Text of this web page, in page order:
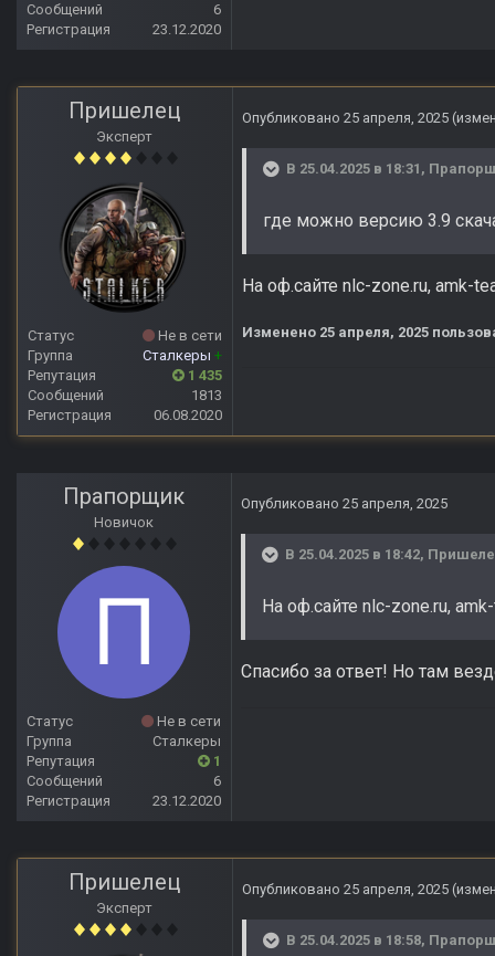
Сообщений
6
Регистрация
23.12.2020
Пришелец
Эксперт
Статус
Не в сети
Группа
Сталкеры +
Репутация
1 435
Сообщений
1813
Регистрация
06.08.2020
Опубликовано 25 апреля, 2025
В 25.04.2025 в 18:31,
где можно версию 3.9
На оф.сайте nlc-zone.ru, amk-
Изменено 25 апреля, 2025
Прапорщик
Новичок
Статус
Не в сети
Группа
Сталкеры
Репутация
1
Сообщений
6
Регистрация
23.12.2020
Опубликовано 25 апреля, 2025
В 25.04.2025 в 18:42,
На оф.сайте nlc-zone.ru,
Спасибо за ответ! Но там
Пришелец
Эксперт
Опубликовано 25 апреля, 2025
В 25.04.2025 в 18:58,